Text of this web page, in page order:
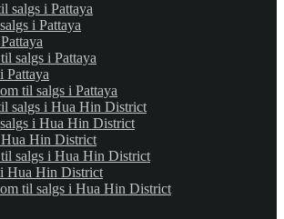
salgs i Pattaya
i Pattaya
salgs i Pattaya
Pattaya
til salgs i Pattaya
salgs i Hua Hin District
i Hua Hin District
Hin District
salgs i Hua Hin District
Hua Hin District
til salgs i Hua Hin District